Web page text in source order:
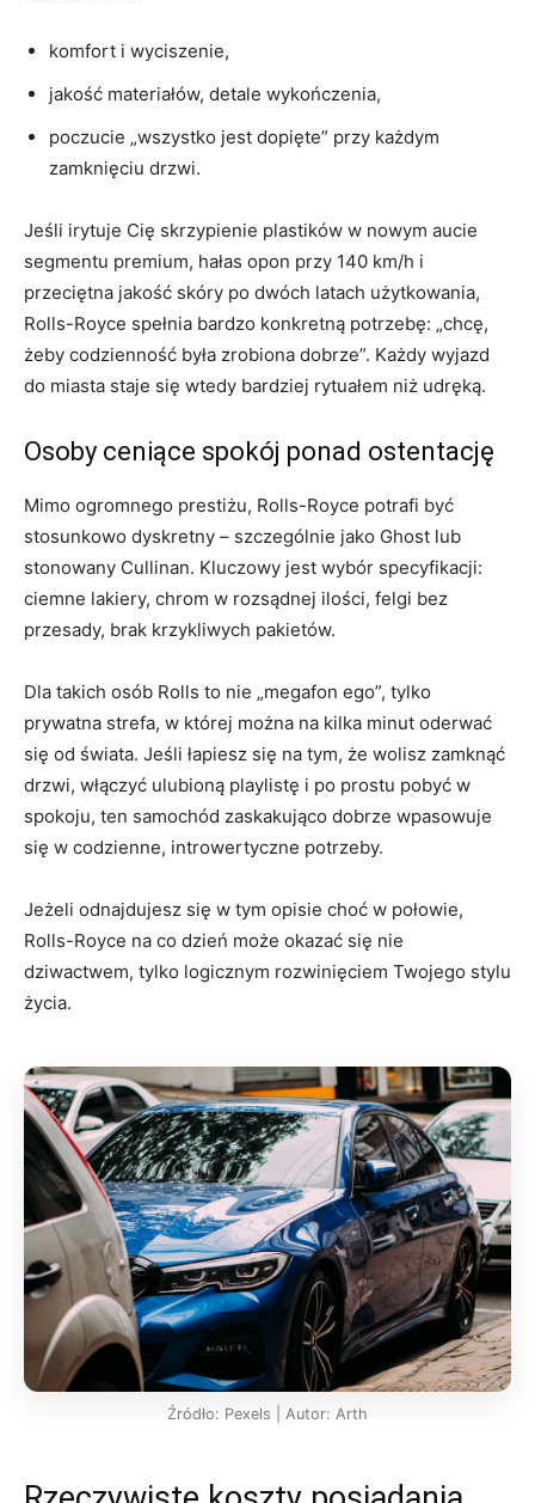
komfort i wyciszenie,
jakość materiałów, detale wykończenia,
poczucie „wszystko jest dopięte” przy każdym
zamknięciu drzwi.
Jeśli irytuje Cię skrzypienie plastików w nowym aucie
segmentu premium, hałas opon przy 140 km/h i
przeciętna jakość skóry po dwóch latach użytkowania,
Rolls-Royce spełnia bardzo konkretną potrzebę: „chcę,
żeby codzienność była zrobiona dobrze”. Każdy wyjazd
do miasta staje się wtedy bardziej rytuałem niż udręką.
Osoby ceniące spokój ponad ostentację
Mimo ogromnego prestiżu, Rolls-Royce potrafi być
stosunkowo dyskretny – szczególnie jako Ghost lub
stonowany Cullinan. Kluczowy jest wybór specyfikacji:
ciemne lakiery, chrom w rozsądnej ilości, felgi bez
przesady, brak krzykliwych pakietów.
Dla takich osób Rolls to nie „megafon ego”, tylko
prywatna strefa, w której można na kilka minut oderwać
się od świata. Jeśli łapiesz się na tym, że wolisz zamknąć
drzwi, włączyć ulubioną playlistę i po prostu pobyć w
spokoju, ten samochód zaskakująco dobrze wpasowuje
się w codzienne, introwertyczne potrzeby.
Jeżeli odnajdujesz się w tym opisie choć w połowie,
Rolls-Royce na co dzień może okazać się nie
dziwactwem, tylko logicznym rozwinięciem Twojego stylu
życia.
Źródło: Pexels | Autor: Arth